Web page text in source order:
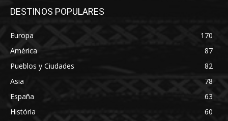
DESTINOS POPULARES
Europa
170
América
87
Pueblos y Ciudades
82
Asia
78
España
63
História
60